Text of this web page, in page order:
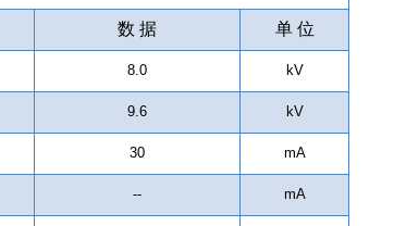
数 据 单 位
8.0 kV
9.6 kV
30 mA
-- mA